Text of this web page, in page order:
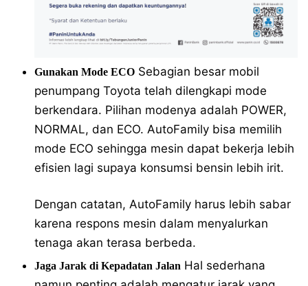
Gunakan Mode ECO Sebagian besar mobil
penumpang Toyota telah dilengkapi mode
berkendara. Pilihan modenya adalah POWER,
NORMAL, dan ECO. AutoFamily bisa memilih
mode ECO sehingga mesin dapat bekerja lebih
efisien lagi supaya konsumsi bensin lebih irit.
Dengan catatan, AutoFamily harus lebih sabar
karena respons mesin dalam menyalurkan
tenaga akan terasa berbeda.
Jaga Jarak di Kepadatan Jalan Hal sederhana